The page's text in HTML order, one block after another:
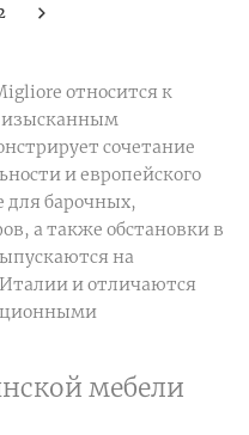
относится к
изысканным
сочетание
и европейского
для барочных,
а также обстановки в
на
и отличаются
мебели